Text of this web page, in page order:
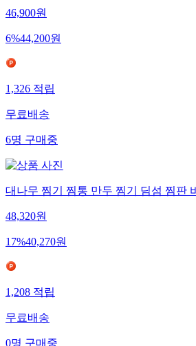
46,900원
6%44,200원
1,326 적립
무료배송
6명 구매중
대나무 찜기 찜통 만두 찜기 딤섬 찜판
48,320원
17%40,270원
1,208 적립
무료배송
0명 구매중